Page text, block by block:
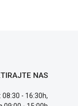
NAS
08:30 - 16:30h,